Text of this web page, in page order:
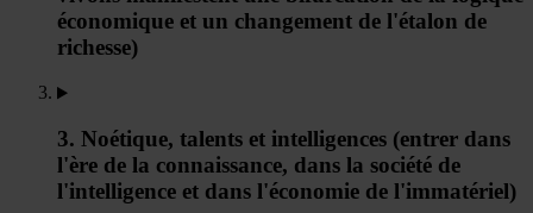
économique et un changement de l'étalon de
richesse)
3. Noétique, talents et intelligences (entrer dans
l'ère de la connaissance, dans la société de
l'intelligence et dans l'économie de l'immatériel)